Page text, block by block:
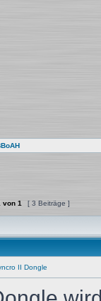
antworten
von 1 [ 3 Beiträge ]
II Dongle